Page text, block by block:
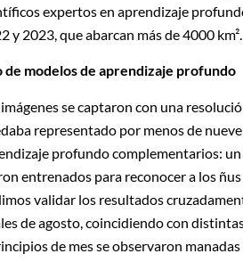
expertos en aprendizaje
y 2023, que abarcan más de 4000 km².
de modelos de aprendizaje profundo
imágenes se captaron con una
representado por menos de
profundo complementarios: un
entrenados para reconocer a los
validar los resultados
de agosto, coincidiendo con
de mes se observaron